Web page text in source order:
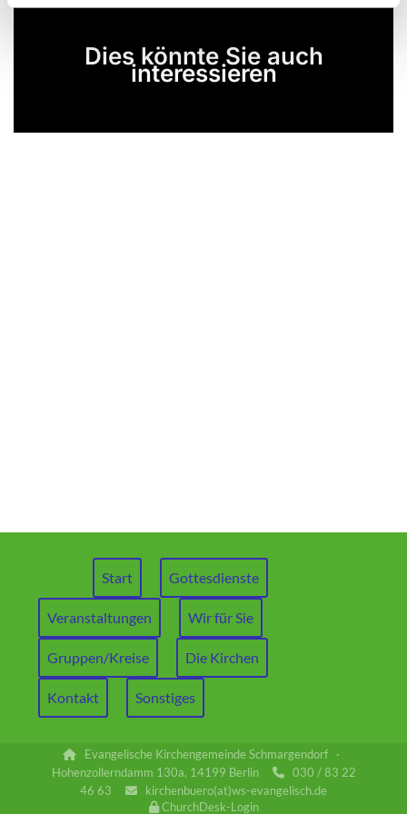
Dies könnte Sie auch
interessieren
Start Gottesdienste
Veranstaltungen Wir für Sie
Gruppen/Kreise Die Kirchen
Kontakt Sonstiges
Evangelische Kirchengemeinde Schmargendorf ·
Hohenzollerndamm 130a, 14199 Berlin
030 / 83 22
46 63

kirchenbuero(at)ws-evangelisch.de
ChurchDesk-Login